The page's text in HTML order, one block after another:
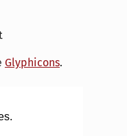
Glyphicons.